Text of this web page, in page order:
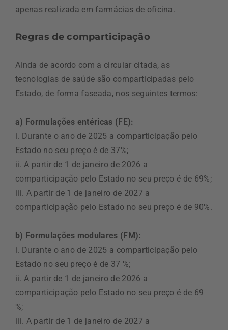
apenas realizada em farmácias de oficina.
Regras de comparticipação
Ainda de acordo com a circular citada, as
tecnologias de saúde são comparticipadas pelo
Estado, de forma faseada, nos seguintes termos:
a) Formulações entéricas (FE):
i. Durante o ano de 2025 a comparticipação pelo
Estado no seu preço é de 37%;
ii. A partir de 1 de janeiro de 2026 a
comparticipação pelo Estado no seu preço é de 69%;
iii. A partir de 1 de janeiro de 2027 a
comparticipação pelo Estado no seu preço é de 90%.
b) Formulações modulares (FM):
i. Durante o ano de 2025 a comparticipação pelo
Estado no seu preço é de 37 %;
ii. A partir de 1 de janeiro de 2026 a
comparticipação pelo Estado no seu preço é de 69
%;
iii. A partir de 1 de janeiro de 2027 a